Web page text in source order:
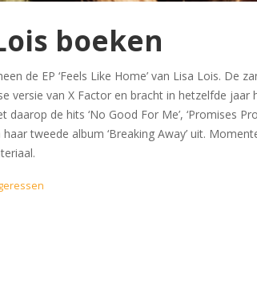
boeken
de EP ‘Feels Like Home’ van Lisa Lois. De
versie van X Factor en bracht in hetzelfde jaar
daarop de hits ‘No Good For Me’, ‘Promises
tweede album ‘Breaking Away’ uit.